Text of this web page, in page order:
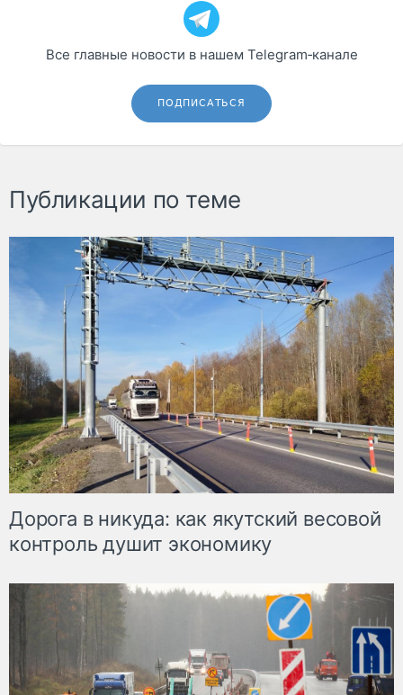
Все главные новости в нашем Telegram‑канале
ПОДПИСАТЬСЯ
Публикации по теме
Дорога в никуда: как якутский весовой
контроль душит экономику